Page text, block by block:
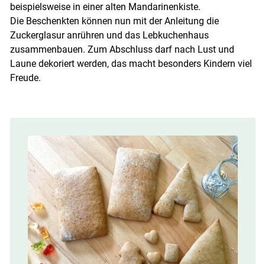
beispielsweise in einer alten Mandarinenkiste.
Die Beschenkten können nun mit der Anleitung die
Zuckerglasur anrühren und das Lebkuchenhaus
zusammenbauen. Zum Abschluss darf nach Lust und
Laune dekoriert werden, das macht besonders Kindern viel
Freude.